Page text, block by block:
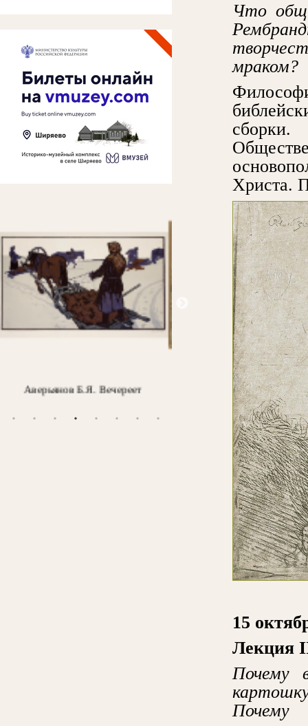
Takabayashi M. У входа в храм Шишкин И.И. Ель.
Что
мраком?
сборки.
Христа.
15
Лекция
Почему
Почему